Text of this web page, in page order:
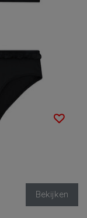
Bekijken